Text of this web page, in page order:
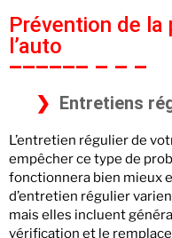
Prévention de la
l’auto
Entretiens
L’entretien régulier de
empêcher ce type de
fonctionnera bien mieux
d’entretien régulier
mais elles incluent
vérification et le